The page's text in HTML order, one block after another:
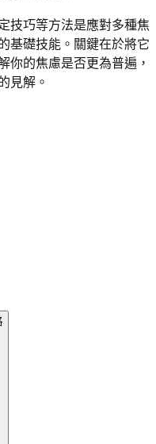
技巧等方法是應對多種焦
基礎技能。關鍵在於將它
你的焦慮是否更為普遍，
見解。